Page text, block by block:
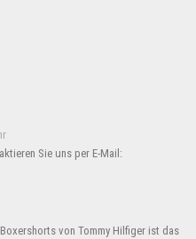
Sie uns per E-Mail:
von Tommy Hilfiger ist das